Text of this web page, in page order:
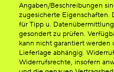
Angaben/Beschreibungen
zugesicherte Eigenschaften.
für Tipp u.
gesondert zu prüfen.
kann nicht garantiert
Lieferlage abhängig.
Widerrufsrechte, insofern